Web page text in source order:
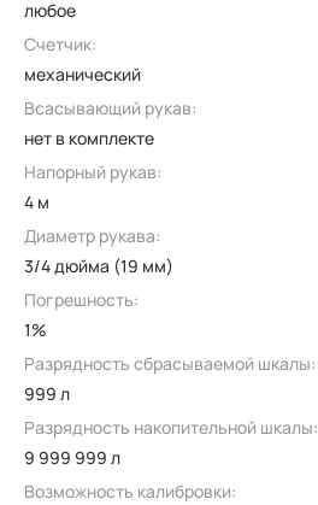
любое
Счетчик:
механический
Всасывающий рукав:
нет в комплекте
Напорный рукав:
4 м
Диаметр рукава:
3/4 дюйма (19 мм)
Погрешность:
1%
Разрядность сбрасываемой шкалы:
999 л
Разрядность накопительной шкалы:
9 999 999 л
Возможность калибровки: